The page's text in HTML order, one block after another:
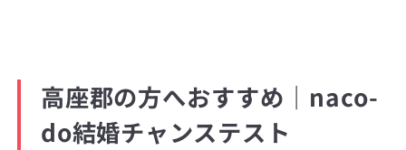
高座郡の方へおすすめ｜naco-
do結婚チャンステスト